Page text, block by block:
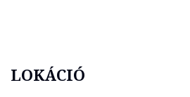
LOKÁCIÓ